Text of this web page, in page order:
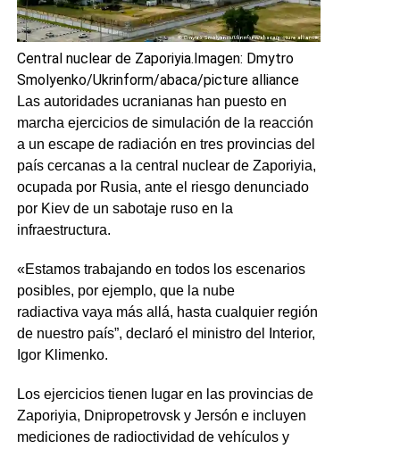
Central nuclear de Zaporiyia.Imagen: Dmytro
Smolyenko/Ukrinform/abaca/picture alliance
Las autoridades ucranianas han puesto en
marcha ejercicios de simulación de la reacción
a un escape de radiación en tres provincias del
país cercanas a la central nuclear de Zaporiyia,
ocupada por Rusia, ante el riesgo denunciado
por Kiev de un sabotaje ruso en la
infraestructura.
«Estamos trabajando en todos los escenarios
posibles, por ejemplo, que la nube
radiactiva vaya más allá, hasta cualquier región
de nuestro país”, declaró el ministro del Interior,
Igor Klimenko.
Los ejercicios tienen lugar en las provincias de
Zaporiyia, Dnipropetrovsk y Jersón e incluyen
mediciones de radioctividad de vehículos y